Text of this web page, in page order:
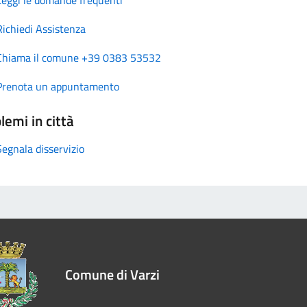
Assistenza
il comune +39 0383 53532
un appuntamento
in città
disservizio
Comune di Varzi